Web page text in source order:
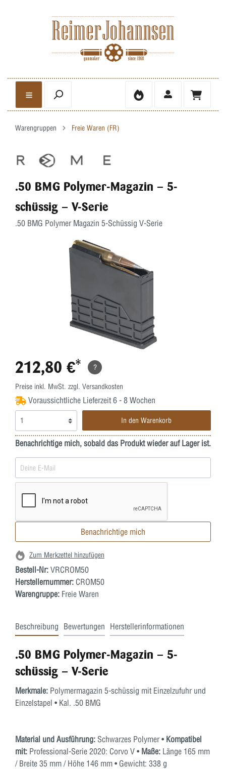
Warengruppen Freie Waren (FR)
.50 BMG Polymer-Magazin – 5-
schüssig – V-Serie
.50 BMG Polymer Magazin 5-Schüssig V-Serie
212,80 €* ?
Preise inkl. MwSt. zzgl. Versandkosten
Voraussichtliche Lieferzeit 6 - 8 Wochen
In den Warenkorb
Benachrichtige mich, sobald das Produkt wieder auf Lager ist.
Benachrichtige mich
Zum Merkzettel hinzufügen
Bestell-Nr: VRCROM50
Herstellernummer: CROM50
Warengruppe: Freie Waren
Beschreibung Bewertungen Herstellerinformationen
.50 BMG Polymer-Magazin – 5-
schüssig – V-Serie
Merkmale: Polymermagazin 5-schüssig mit Einzelzufuhr und
Einzelstapel • Kal. .50 BMG
Material und Ausführung: Schwarzes Polymer • Kompatibel
mit: Professional-Serie 2020: Corvo V • Maße: Länge 165 mm
/ Breite 35 mm / Höhe 146 mm • Gewicht: 338 g